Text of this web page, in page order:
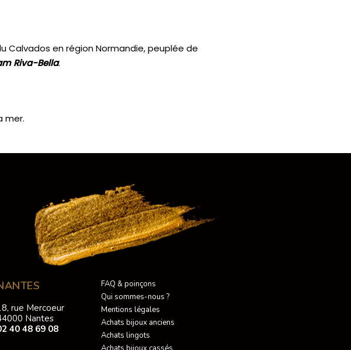
en région Normandie, peuplée de
Riva-Bella.
mer.
rue Mercoeur
Nantes
40 48 69 08
FAQ & poinçons
Qui sommes-nous ?
Mentions légales
Achats bijoux anciens
Achats lingots